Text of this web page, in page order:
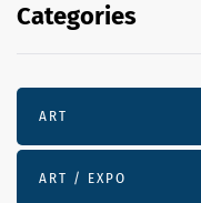
Categories
ART
ART / EXPO